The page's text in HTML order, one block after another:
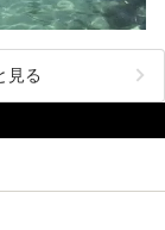
見る